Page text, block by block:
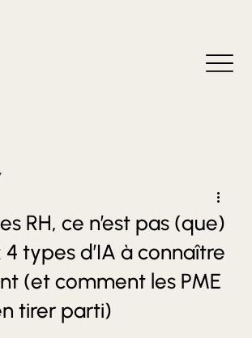
RH, ce n’est pas (que)
4 types d’IA à connaître
(et comment les PME
tirer parti)